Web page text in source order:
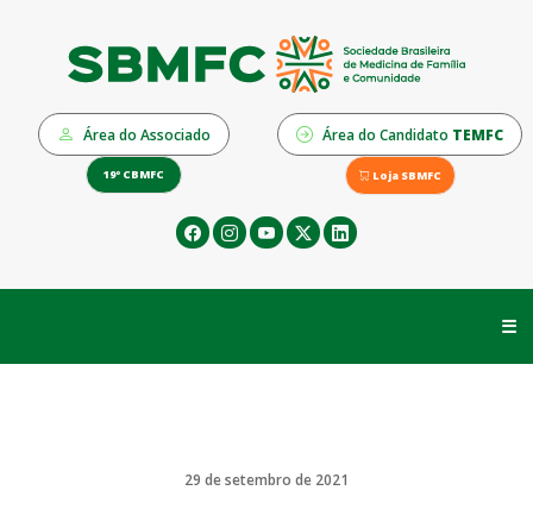
Área do Associado Área do Candidato TEMFC
19º CBMFC Loja SBMFC
☰
29 de setembro de 2021